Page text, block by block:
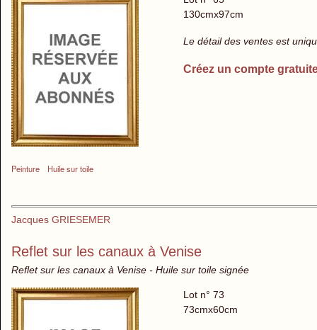
Peinture Huile sur toile
130cmx97cm
Le détail des ventes est
Créez un compte
Jacques GRIESEMER
Reflet sur les canaux à Venise
Reflet sur les canaux à Venise - Huile sur toile signée
Lot n° 73
73cmx60cm